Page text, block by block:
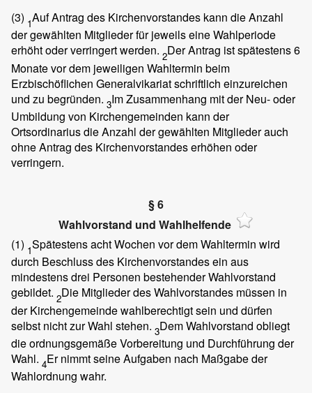
(3) 1Auf Antrag des Kirchenvorstandes kann die Anzahl
der gewählten Mitglieder für jeweils eine Wahlperiode
erhöht oder verringert werden. 2Der Antrag ist spätestens 6
Monate vor dem jeweiligen Wahltermin beim
Erzbischöflichen Generalvikariat schriftlich einzureichen
und zu begründen. 3Im Zusammenhang mit der Neu- oder
Umbildung von Kirchengemeinden kann der
Ortsordinarius die Anzahl der gewählten Mitglieder auch
ohne Antrag des Kirchenvorstandes erhöhen oder
verringern.
§ 6
Wahlvorstand und Wahlhelfende
(1) 1Spätestens acht Wochen vor dem Wahltermin wird
durch Beschluss des Kirchenvorstandes ein aus
mindestens drei Personen bestehender Wahlvorstand
gebildet. 2Die Mitglieder des Wahlvorstandes müssen in
der Kirchengemeinde wahlberechtigt sein und dürfen
selbst nicht zur Wahl stehen. 3Dem Wahlvorstand obliegt
die ordnungsgemäße Vorbereitung und Durchführung der
Wahl. 4Er nimmt seine Aufgaben nach Maßgabe der
Wahlordnung wahr.